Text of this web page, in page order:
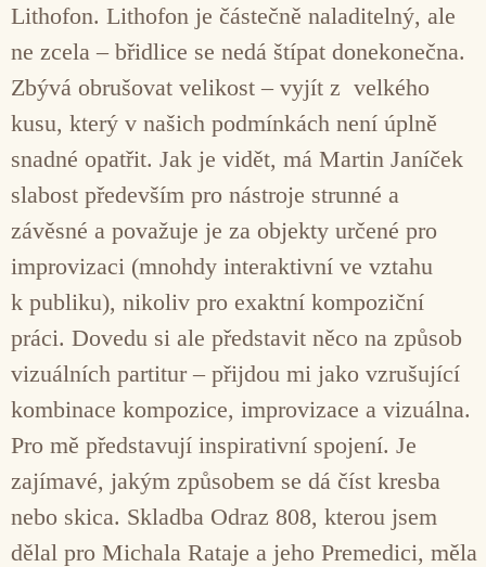
Lithofon. Lithofon je částečně naladitelný, ale
ne zcela – břidlice se nedá štípat donekonečna.
Zbývá obrušovat velikost – vyjít z velkého
kusu, který v našich podmínkách není úplně
snadné opatřit. Jak je vidět, má Martin Janíček
slabost především pro nástroje strunné a
závěsné a považuje je za objekty určené pro
improvizaci (mnohdy interaktivní ve vztahu
k publiku), nikoliv pro exaktní kompoziční
práci. Dovedu si ale představit něco na způsob
vizuálních partitur – přijdou mi jako vzrušující
kombinace kompozice, improvizace a vizuálna.
Pro mě představují inspirativní spojení. Je
zajímavé, jakým způsobem se dá číst kresba
nebo skica. Skladba Odraz 808, kterou jsem
dělal pro Michala Rataje a jeho Premedici, měla